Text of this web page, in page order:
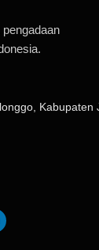
Kabupaten